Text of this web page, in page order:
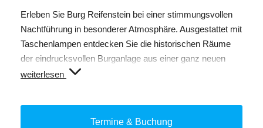
Erleben Sie Burg Reifenstein bei einer stimmungsvollen
Nachtführung in besonderer Atmosphäre. Ausgestattet mit
Taschenlampen entdecken Sie die historischen Räume
der eindrucksvollen Burganlage aus einer ganz neuen
Perspektive. Tauchen Sie ein in vergangene Zeiten und
weiterlesen
Termine & Buchung